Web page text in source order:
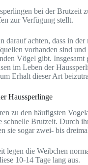
bei der Brutzeit
zur Verfügung stellt.
darauf achten, dass in der
vorhanden sind
Vögel gibt. Insgesamt
im Leben der
Erhalt dieser Art
Haussperlinge
zu den häufigsten
schnelle Brutzeit. Durch
sie sogar zwei- bis
legen die Weibchen
10-14 Tage lang aus.